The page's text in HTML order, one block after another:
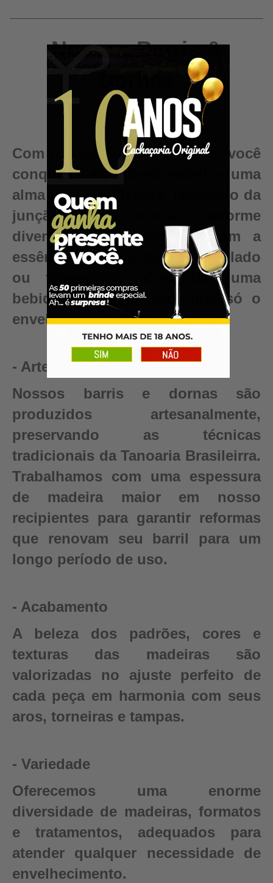
Nossos Barris &
Com nossas Dornas e Barris, você
conquista algo inestimável – uma
alma para sua bebida, resultado da
junção da nossa enorme
diversidade de madeiras com a
essência e pureza do seu destilado
ou fermentado. Conquiste uma
bebida autêntica, valor que só o
envelhecimento pode criar.
- Artesanal
Nossos barris e dornas são
produzidos artesanalmente,
preservando as técnicas
tradicionais da Tanoaria Brasileirra.
Trabalhamos com uma espessura
de madeira maior em nosso
recipientes para garantir reformas
que renovam seu barril para um
longo período de uso.
- Acabamento
A beleza dos padrões, cores e
texturas das madeiras são
valorizadas no ajuste perfeito de
cada peça em harmonia com seus
aros, torneiras e tampas.
- Variedade
Oferecemos uma enorme
diversidade de madeiras, formatos
e tratamentos, adequados para
atender qualquer necessidade de
envelhecimento.